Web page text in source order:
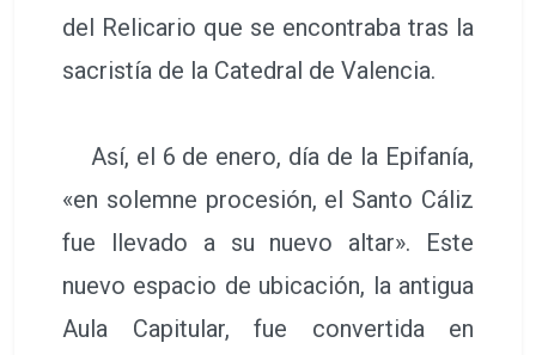
del Relicario que se encontraba tras la
sacristía de la Catedral de Valencia.
Así, el 6 de enero, día de la Epifanía,
«en solemne procesión, el Santo Cáliz
fue llevado a su nuevo altar». Este
nuevo espacio de ubicación, la antigua
Aula Capitular, fue convertida en